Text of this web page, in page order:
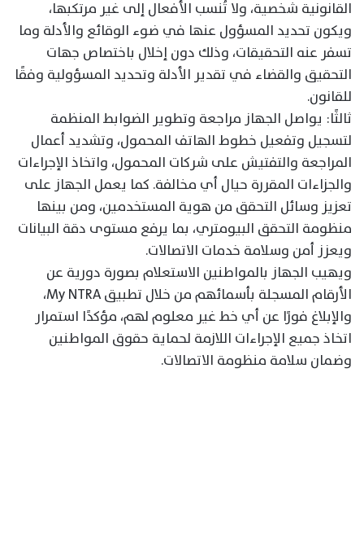
القانونية شخصية، ولا تُنسب الأفعال إلى غير مرتكبها،
ويكون تحديد المسؤول عنها في ضوء الوقائع والأدلة وما
تسفر عنه التحقيقات، وذلك دون إخلال باختصاص جهات
التحقيق والقضاء في تقدير الأدلة وتحديد المسؤولية وفقًا
للقانون.
ثالثًا: يواصل الجهاز مراجعة وتطوير الضوابط المنظمة
لتسجيل وتفعيل خطوط الهاتف المحمول، وتشديد أعمال
المراجعة والتفتيش على شركات المحمول، واتخاذ الإجراءات
والجزاءات المقررة حيال أي مخالفة. كما يعمل الجهاز على
تعزيز وسائل التحقق من هوية المستخدمين، ومن بينها
منظومة التحقق البيومتري، بما يرفع مستوى دقة البيانات
ويعزز أمن وسلامة خدمات الاتصالات.
ويهيب الجهاز بالمواطنين الاستعلام بصورة دورية عن
الأرقام المسجلة بأسمائهم من خلال تطبيق My NTRA،
والإبلاغ فورًا عن أي خط غير معلوم لهم، مؤكدًا استمرار
اتخاذ جميع الإجراءات اللازمة لحماية حقوق المواطنين
وضمان سلامة منظومة الاتصالات.